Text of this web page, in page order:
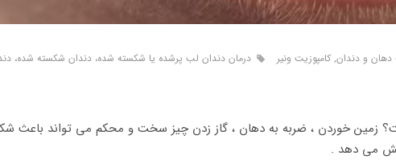
و دندان, کامپوزیت ونیر درمان دندان لب پرشده یا شکسته شده، دندان شکسته شده،
زمین خوردن ، ضربه به دهان ، گاز زدن چیز سخت و محکم می تواند باعث
می دهد .